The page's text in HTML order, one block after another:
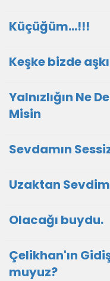
Küçüğüm...!!!
Keşke bizde
Yalnızlığın Ne
Misin
Sevdamın
Uzaktan Sevdim
Olacağı buydu.
Çelikhan'ın
muyuz?